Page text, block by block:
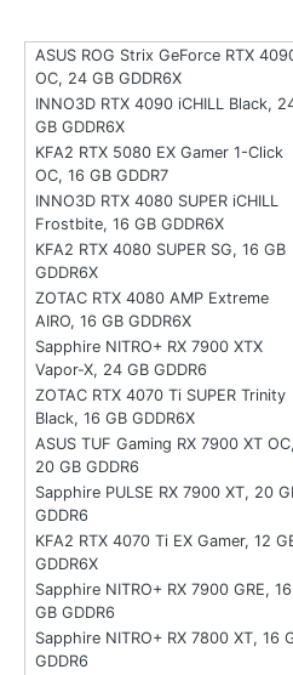
ASUS ROG Strix GeForce RTX
OC, 24 GB GDDR6X
INNO3D RTX 4090 iCHILL Black,
GB GDDR6X
KFA2 RTX 5080 EX Gamer 1-Click
OC, 16 GB GDDR7
INNO3D RTX 4080 SUPER iCHILL
Frostbite, 16 GB GDDR6X
KFA2 RTX 4080 SUPER SG, 16 GB
GDDR6X
ZOTAC RTX 4080 AMP Extreme
AIRO, 16 GB GDDR6X
Sapphire NITRO+ RX 7900 XTX
Vapor-X, 24 GB GDDR6
ZOTAC RTX 4070 Ti SUPER Trinity
Black, 16 GB GDDR6X
ASUS TUF Gaming RX 7900 XT OC,
20 GB GDDR6
Sapphire PULSE RX 7900 XT, 20
GDDR6
KFA2 RTX 4070 Ti EX Gamer, 12
GDDR6X
Sapphire NITRO+ RX 7900 GRE, 16
GB GDDR6
Sapphire NITRO+ RX 7800 XT, 16
GDDR6